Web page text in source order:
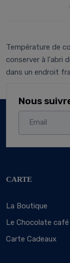
Température de
conserver à l'abri
dans un endroit
Nous
CARTE
La Boutique
Le Chocolate café
Carte Cadeaux